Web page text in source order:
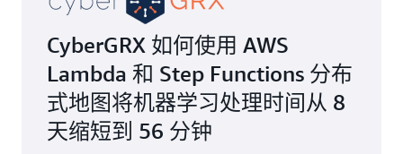
CyberGRX 如何使用 AWS
Lambda 和 Step Functions 分布
式地图将机器学习处理时间从 8
天缩短到 56 分钟